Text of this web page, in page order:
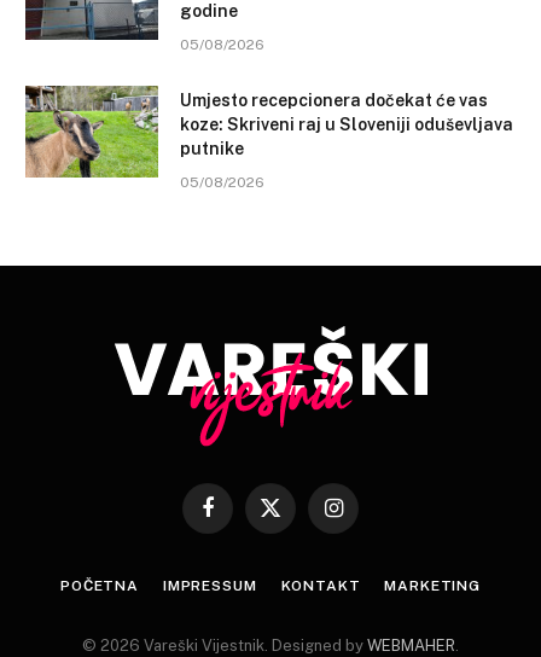
godine
05/08/2026
Umjesto recepcionera dočekat će vas
koze: Skriveni raj u Sloveniji oduševljava
putnike
05/08/2026
Facebook
X
Instagram
POČETNA IMPRESSUM KONTAKT MARKETING
© 2026 Vareški Vijestnik. Designed by WEBMAHER.